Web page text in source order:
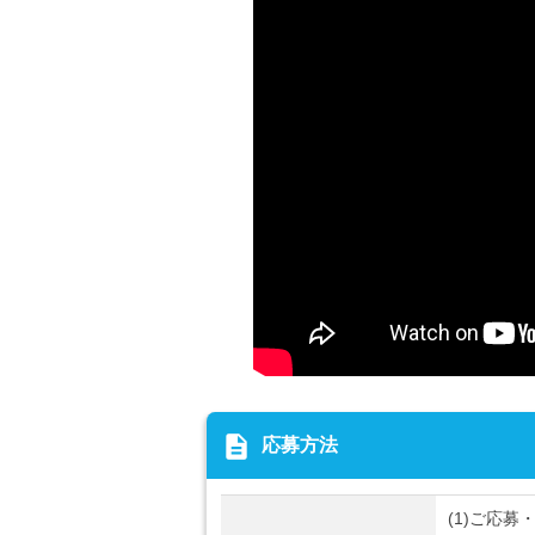
description 応募方法
(1)ご応募